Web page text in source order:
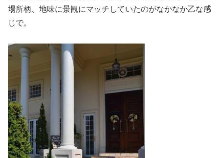
場所柄、地味に景観にマッチしていたのがなかなか乙な感
じで。